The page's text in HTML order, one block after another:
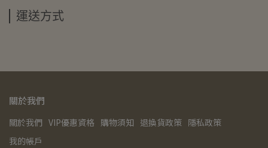
運送方式
關於我們
關於我們 VIP優惠資格 購物須知 退換貨政策 隱私政策
我的帳戶